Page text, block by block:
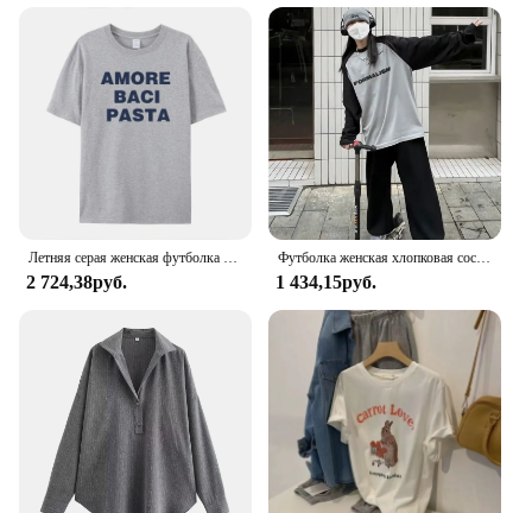
Летняя серая женская футболка с надписью Love Baci Pasta, свободные хлопковые повседневные топы, футболки, элегантные рубашки в винтажном стиле
2 724,38руб.
Футболка женская хлопковая составного кроя с длинным рукавом, в стиле Харадзюку
1 434,15руб.